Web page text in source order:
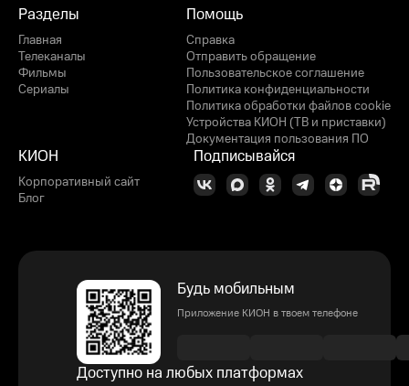
Разделы
Главная
Телеканалы
Фильмы
Сериалы
Помощь
Справка
Отправить обращение
Пользовательское соглашение
Политика конфиденциальности
Политика обработки файлов cookie
Устройства КИОН (ТВ и приставки)
Документация пользования ПО
КИОН
Корпоративный сайт
Блог
Подписывайся
Будь мобильным
Приложение КИОН в твоем телефоне
Доступно на любых платформах